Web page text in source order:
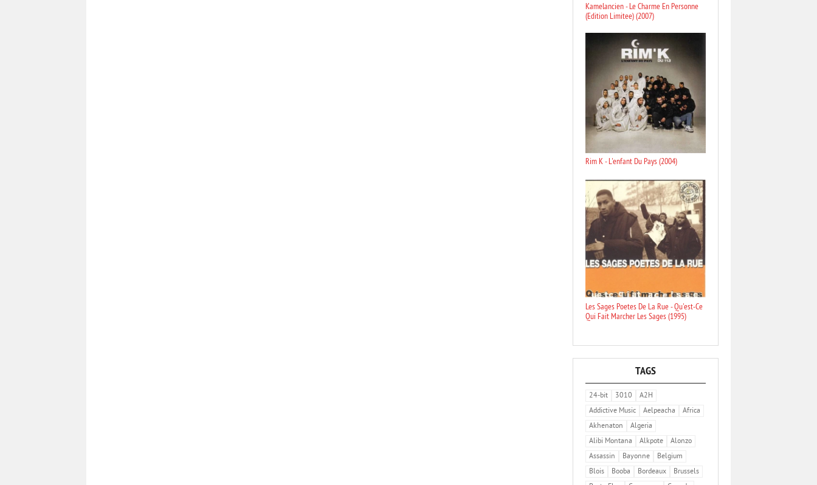
Kamelancien - Le Charme En Personne
(Edition Limitee) (2007)
Rim K - L'enfant Du Pays (2004)
Les Sages Poetes De La Rue - Qu'est-Ce
Qui Fait Marcher Les Sages (1995)
TAGS
24-bit 3010
A2H
Addictive Music
Aelpeacha
Africa
Akhenaton
Algeria
Alibi Montana
Alkpote
Alonzo
Assassin
Bayonne
Belgium
Blois
Booba Bordeaux
Brussels